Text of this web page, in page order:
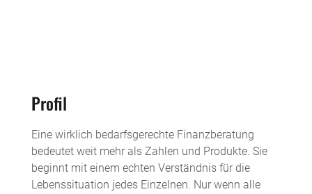
Profil
Eine wirklich bedarfsgerechte Finanzberatung
bedeutet weit mehr als Zahlen und Produkte. Sie
beginnt mit einem echten Verständnis für die
Lebenssituation jedes Einzelnen. Nur wenn alle